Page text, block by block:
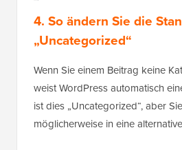
4. So ändern Sie die
„Uncategorized“
Wenn Sie einem Beitrag keine
weist WordPress automatisch
ist dies „Uncategorized“, aber
möglicherweise in eine